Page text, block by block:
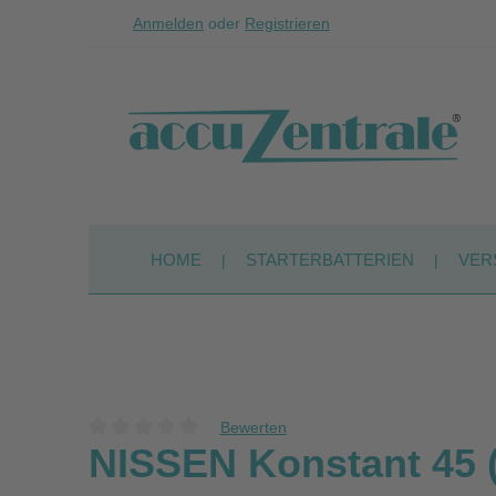
Zum Hauptinhalt springen
Zur Suche springen
Zur Hauptnavigation springen
Anmelden oder Registrieren
HOME STARTERBATTERIEN
Durchschnittliche Bewertung von 0 von 5 Sternen
Bewerten
NISSEN Konstant